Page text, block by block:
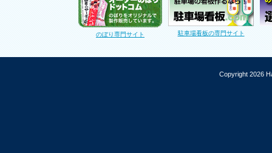
のぼり専門サイト 駐車場看板の専門サイト
Copyright 2026